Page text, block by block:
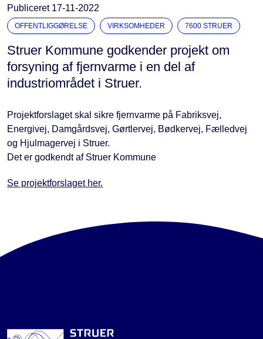
Publiceret 17-11-2022
OFFENTLIGGØRELSE VIRKSOMHEDER 7600 STRUER
Struer Kommune godkender projekt om
forsyning af fjernvarme i en del af
industriområdet i Struer.
Projektforslaget skal sikre fjernvarme på Fabriksvej,
Energivej, Damgårdsvej, Gørtlervej, Bødkervej, Fælledvej
og Hjulmagervej i Struer.
Det er godkendt af Struer Kommune
Se projektforslaget her.